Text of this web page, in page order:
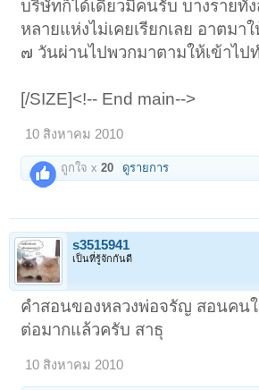
บริษัทก็ได้เดี๋ยวมีคนรับ บางรายทั้
หลายแห่งไม่เคยเรียกเลย อาตมา
๗ วันผ่านไปพวกมาตามให้เข้าไป
[/SIZE]<!-- End main-->
10 สิงหาคม 2010
ถูกใจ x20 ดูรายการ
s3515941
เป็นที่รู้จักกันดี
คำสอนของหลวงพ่อจรัญ สอนคน
ต่อมากแล้วครับ สาธุ
10 สิงหาคม 2010